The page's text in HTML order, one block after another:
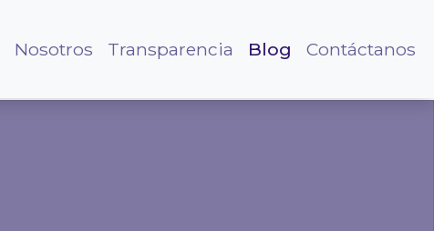
Nosotros Transparencia Blog Contáctanos